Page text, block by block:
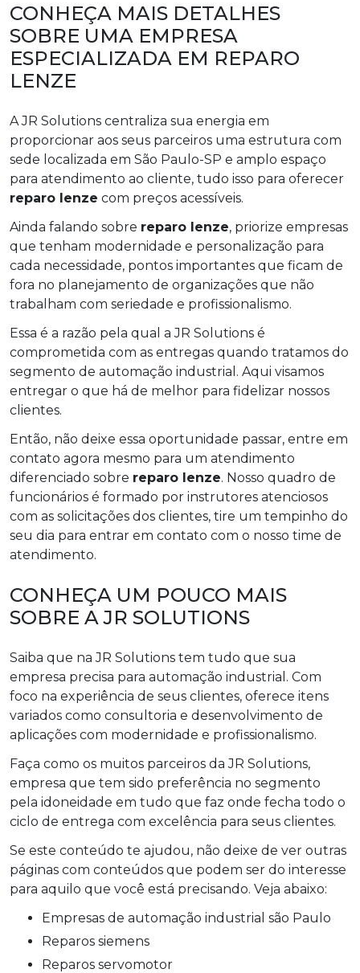
CONHEÇA MAIS DETALHES
SOBRE UMA EMPRESA
ESPECIALIZADA EM REPARO
LENZE
A JR Solutions centraliza sua energia em
proporcionar aos seus parceiros uma estrutura com
sede localizada em São Paulo-SP e amplo espaço
para atendimento ao cliente, tudo isso para oferecer
reparo lenze com preços acessíveis.
Ainda falando sobre reparo lenze, priorize empresas
que tenham modernidade e personalização para
cada necessidade, pontos importantes que ficam de
fora no planejamento de organizações que não
trabalham com seriedade e profissionalismo.
Essa é a razão pela qual a JR Solutions é
comprometida com as entregas quando tratamos do
segmento de automação industrial. Aqui visamos
entregar o que há de melhor para fidelizar nossos
clientes.
Então, não deixe essa oportunidade passar, entre em
contato agora mesmo para um atendimento
diferenciado sobre reparo lenze. Nosso quadro de
funcionários é formado por instrutores atenciosos
com as solicitações dos clientes, tire um tempinho do
seu dia para entrar em contato com o nosso time de
atendimento.
CONHEÇA UM POUCO MAIS
SOBRE A JR SOLUTIONS
Saiba que na JR Solutions tem tudo que sua
empresa precisa para automação industrial. Com
foco na experiência de seus clientes, oferece itens
variados como consultoria e desenvolvimento de
aplicações com modernidade e profissionalismo.
Faça como os muitos parceiros da JR Solutions,
empresa que tem sido preferência no segmento
pela idoneidade em tudo que faz onde fecha todo o
ciclo de entrega com excelência para seus clientes.
Se este conteúdo te ajudou, não deixe de ver outras
páginas com conteúdos que podem ser do interesse
para aquilo que você está precisando. Veja abaixo:
empresas de automação industrial são Paulo
reparos siemens
Reparos servomotor